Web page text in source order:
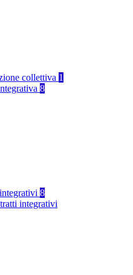
collettiva 1
8
8
integrativi